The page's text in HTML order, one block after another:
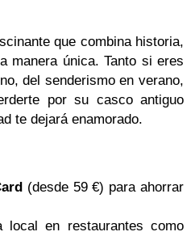
que combina historia,
manera única. Tanto si eres
del senderismo en verano,
por su casco antiguo
te dejará enamorado.
(desde 59 €) para ahorrar
en restaurantes como